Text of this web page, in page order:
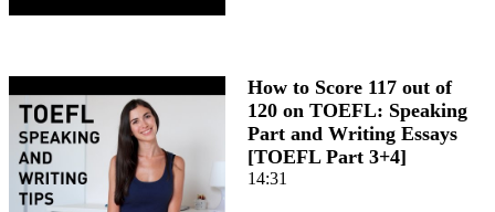
How to Score 117 out of
120 on TOEFL: Speaking
Part and Writing Essays
[TOEFL Part 3+4]
14:31